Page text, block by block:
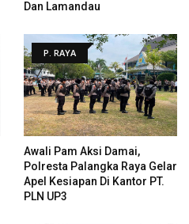
Dan Lamandau
P. RAYA
Awali Pam Aksi Damai,
Polresta Palangka Raya Gelar
Apel Kesiapan Di Kantor PT.
PLN UP3